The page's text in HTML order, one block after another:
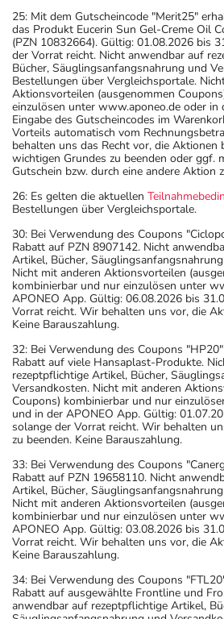
25: Mit dem Gutscheincode "Merit25"
das Produkt Eucerin Sun Gel-Creme Oil
(PZN 10832664). Gültig: 01.08.2026 bis
der Vorrat reicht. Nicht anwendbar auf
Bücher, Säuglingsanfangsnahrung und
Bestellungen über Vergleichsportale.
Aktionsvorteilen (ausgenommen
einzulösen unter www.aponeo.de oder in
Eingabe des Gutscheincodes im
Vorteils automatisch vom
behalten uns das Recht vor, die Aktionen
wichtigen Grundes zu beenden oder ggf.
Gutschein bzw. durch eine andere Aktion
26: Es gelten die aktuellen
Bestellungen über Vergleichsportale.
30: Bei Verwendung des Coupons
Rabatt auf PZN 8907142. Nicht
Artikel, Bücher,
Nicht mit anderen Aktionsvorteilen
kombinierbar und nur einzulösen unter
APONEO App. Gültig: 06.08.2026 bis
Vorrat reicht. Wir behalten uns vor, die
Keine Barauszahlung.
32: Bei Verwendung des Coupons
Rabatt auf viele Hansaplast-Produkte.
rezeptpflichtige Artikel, Bücher,
Versandkosten. Nicht mit anderen
Coupons) kombinierbar und nur
und in der APONEO App. Gültig:
solange der Vorrat reicht. Wir behalten
zu beenden. Keine Barauszahlung.
33: Bei Verwendung des Coupons
Rabatt auf PZN 19658110. Nicht
Artikel, Bücher,
Nicht mit anderen Aktionsvorteilen
kombinierbar und nur einzulösen unter
APONEO App. Gültig: 03.08.2026 bis
Vorrat reicht. Wir behalten uns vor, die
Keine Barauszahlung.
34: Bei Verwendung des Coupons
Rabatt auf ausgewählte Frontline und
anwendbar auf rezeptpflichtige Artikel,